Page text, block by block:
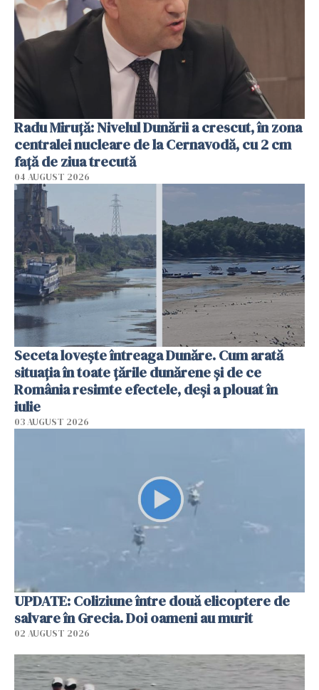
Radu Miruţă: Nivelul Dunării a crescut, în zona
centralei nucleare de la Cernavodă, cu 2 cm
faţă de ziua trecută
04 AUGUST 2026
Seceta lovește întreaga Dunăre. Cum arată
situația în toate țările dunărene și de ce
România resimte efectele, deși a plouat în
iulie
03 AUGUST 2026
UPDATE: Coliziune între două elicoptere de
salvare în Grecia. Doi oameni au murit
02 AUGUST 2026